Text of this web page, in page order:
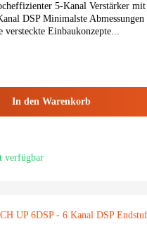
5-Kanal Verstärker
DSP Minimalste
versteckte Einbaukonzepte...
In den Warenkorb
verfügbar